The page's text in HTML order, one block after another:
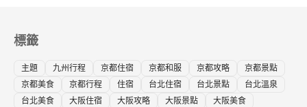
標籤
主題 九州行程 京都住宿 京都和服 京都攻略
京都景點
京都美食
京都行程 住宿 台北住宿 台北景點
台北溫泉
台北美食
大阪住宿 大阪攻略 大阪景點
大阪美食